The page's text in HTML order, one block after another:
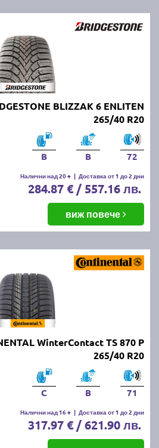
BLIZZAK 6 ENLITEN
265/40 R20
B B 72
Налични над 20 + | Доставка от 1 до 2 дни
284.87 € / 557.16 лв.
виж повече
WinterContact TS 870 P
265/40 R20
C B 71
Налични над 16 + | Доставка от 1 до 2 дни
317.97 € / 621.90 лв.